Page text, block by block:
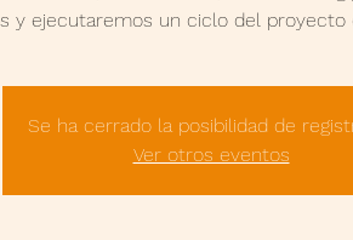
y ejecutaremos un ciclo del proyecto
Se ha cerrado la posibilidad de
Ver otros eventos